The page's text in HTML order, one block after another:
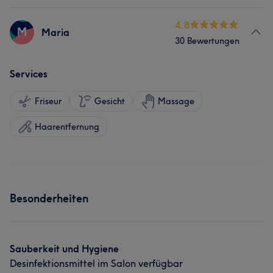
M Maria
4.8
30 Bewertungen
Services
Friseur Gesicht Massage
Haarentfernung
Besonderheiten
Sauberkeit und Hygiene
Desinfektionsmittel im Salon verfügbar